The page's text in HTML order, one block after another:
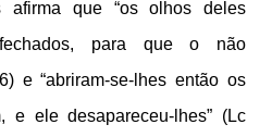
afirma que “os olhos deles
para que o não
e “abriram-se-lhes então os
e ele desapareceu-lhes” (Lc